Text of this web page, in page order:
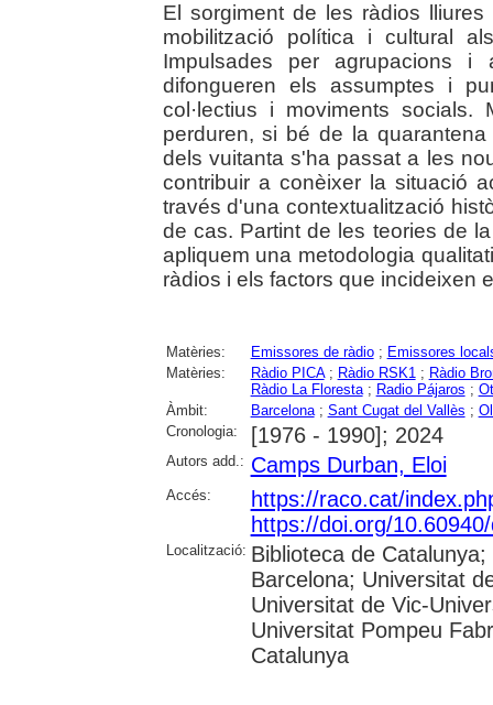
El sorgiment de les ràdios
mobilització política i cultural
Impulsades per agrupacions i
difongueren els assumptes i
col·lectius i moviments
perduren, si bé de la
dels vuitanta s'ha passat a les
contribuir a conèixer la situació
través d'una contextualització
de cas. Partint de les teories de
apliquem una metodologia
ràdios i els factors que incideixen
Matèries: Emissores de ràdio; Emissores
Matèries:
Ràdio PICA; Ràdio RSK1; Ràdio
Ràdio La Floresta; Radio Pájaros ;
Àmbit:
Barcelona; Sant Cugat del Vallès ;
Cronologia:
[1976 - 1990]; 2024
Autors add.: Camps Durban, Eloi
Accés:
https://raco.cat/
https://doi.org/
Localització: Biblioteca de
Barcelona; Universitat
Universitat de Vic-
Universitat Pompeu
Catalunya